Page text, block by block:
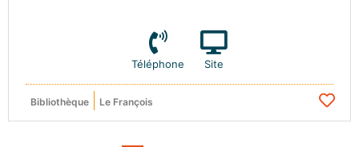
Téléphone Site
Bibliothèque Le François